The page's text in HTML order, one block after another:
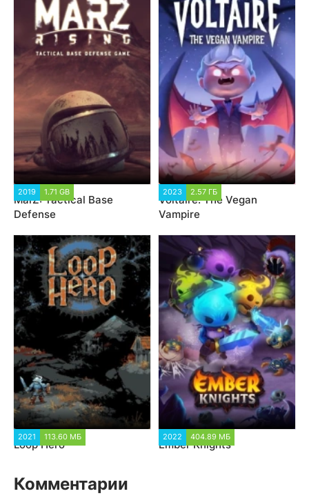
2019 1.71 GB
MarZ: Tactical Base
Defense
2023 2.57 ГБ
Voltaire: The Vegan
Vampire
2021 113.60 МБ
Loop Hero
2022 404.89 МБ
Ember Knights
Комментарии